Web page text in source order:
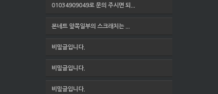
01034909049로 문의 주시면 되...
본네트 앞쪽일부의 스크래치는 ...
비밀글입니다.
비밀글입니다.
비밀글입니다.